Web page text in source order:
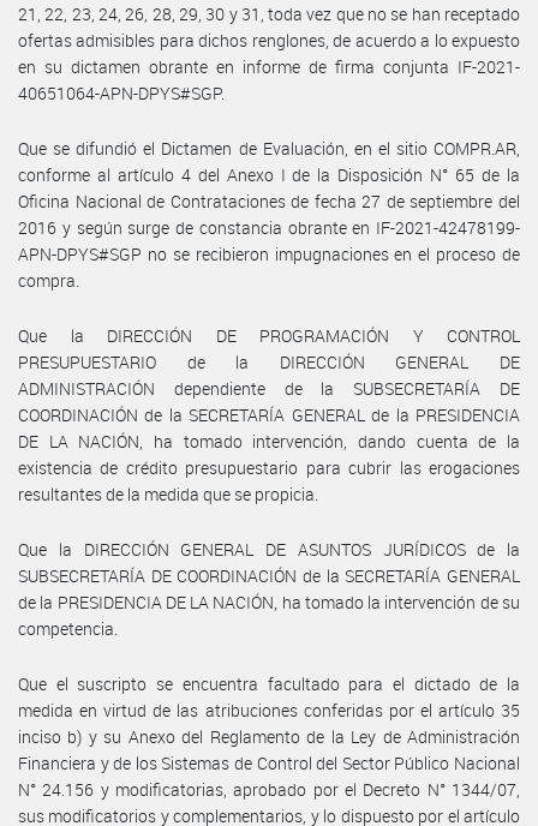
21, 22, 23, 24, 26, 28, 29, 30 y 31, toda vez que no se han receptado
ofertas admisibles para dichos renglones, de acuerdo a lo expuesto
en su dictamen obrante en informe de firma conjunta IF-2021-
40651064-APN-DPYS#SGP.
Que se difundió el Dictamen de Evaluación, en el sitio COMPR.AR,
conforme al artículo 4 del Anexo I de la Disposición N° 65 de la
Oficina Nacional de Contrataciones de fecha 27 de septiembre del
2016 y según surge de constancia obrante en IF-2021-42478199-
APN-DPYS#SGP no se recibieron impugnaciones en el proceso de
compra.
Que la DIRECCIÓN DE PROGRAMACIÓN Y CONTROL
PRESUPUESTARIO de la DIRECCIÓN GENERAL DE
ADMINISTRACIÓN dependiente de la SUBSECRETARÍA DE
COORDINACIÓN de la SECRETARÍA GENERAL de la PRESIDENCIA
DE LA NACIÓN, ha tomado intervención, dando cuenta de la
existencia de crédito presupuestario para cubrir las erogaciones
resultantes de la medida que se propicia.
Que la DIRECCIÓN GENERAL DE ASUNTOS JURÍDICOS de la
SUBSECRETARÍA DE COORDINACIÓN de la SECRETARÍA GENERAL
de la PRESIDENCIA DE LA NACIÓN, ha tomado la intervención de su
competencia.
Que el suscripto se encuentra facultado para el dictado de la
medida en virtud de las atribuciones conferidas por el artículo 35
inciso b) y su Anexo del Reglamento de la Ley de Administración
Financiera y de los Sistemas de Control del Sector Público Nacional
N° 24.156 y modificatorias, aprobado por el Decreto N° 1344/07,
sus modificatorios y complementarios, y lo dispuesto por el artículo